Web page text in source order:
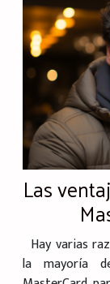
Las
Hay varias
la mayoría